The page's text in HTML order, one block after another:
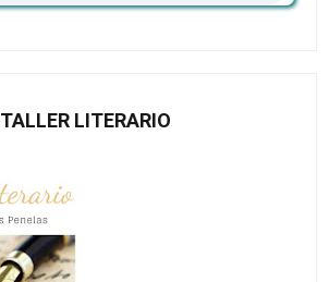
TALLER LITERARIO